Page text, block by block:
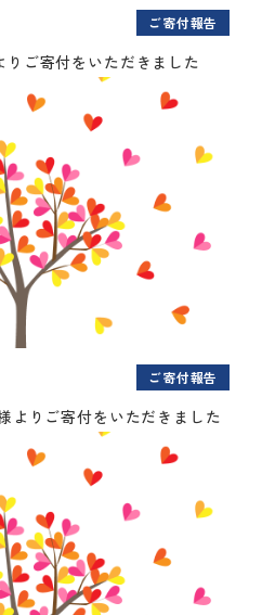
ご寄付報告
ご寄付をいただきました
ご寄付報告
よりご寄付をいただきました